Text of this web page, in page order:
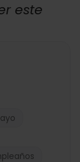
este